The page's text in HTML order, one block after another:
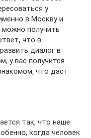
у
в Москву и
можно получить
что в
диалог в
у вас получится
что даст
так, что наше
когда человек